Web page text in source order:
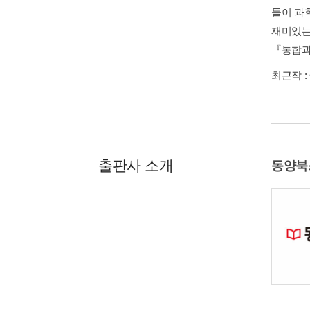
들이 과
재미있
『통합
최근작 :
출판사 소개 동양